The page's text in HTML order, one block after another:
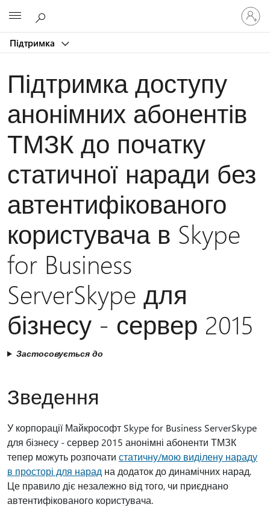
Підтримка
Увійдіть
свій
запис
Підтримка доступу
анонімних абонентів
ТМЗК до початку
статичної наради без
автентифікованого
користувача в Skype
for Business
ServerSkype для
бізнесу - сервер 2015
Застосовується до
Зведення
У корпорації Майкрософт Skype for Business ServerSkype
для бізнесу - сервер 2015 анонімні абоненти ТМЗК
тепер можуть розпочати статичну/мою виділену нараду
в просторі для нарад на додаток до динамічних нарад.
Це правило діє незалежно від того, чи приєднано
автентифікованого користувача.